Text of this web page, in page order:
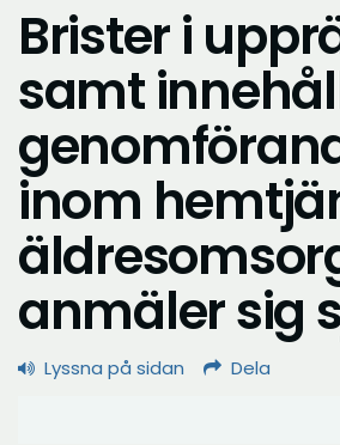
Brister i
samt
inom
anmäler sig
Lyssna på sidan Dela